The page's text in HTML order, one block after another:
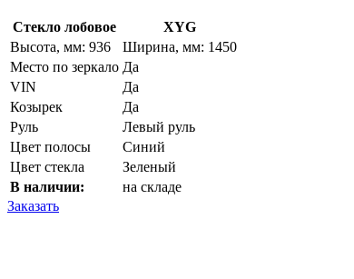
Стекло лобовое
XYG
Высота, мм: 936
Ширина, мм: 1450
Место по зеркало Да
VIN
Да
Козырек
Да
Руль
Левый руль
Цвет полосы
Синий
Цвет стекла
Зеленый
В наличии:
на складе
Заказать